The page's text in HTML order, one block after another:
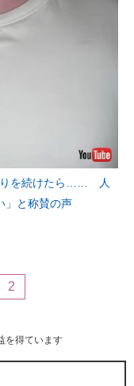
りを続けたら…… 人
」と称賛の声
2
を得ています